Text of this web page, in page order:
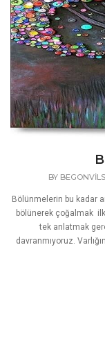
BY
Bölünmelerin bu kadar
bölünerek çoğalmak
tek anlatmak
davranmıyoruz.